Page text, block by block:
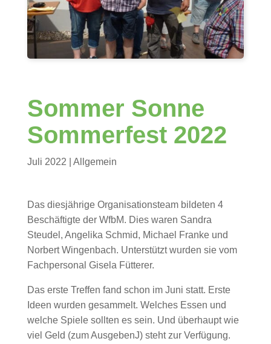
Sommer Sonne
Sommerfest 2022
Juli 2022 Allgemein
Das diesjährige Organisationsteam bildeten 4
Beschäftigte der WfbM. Dies waren Sandra
Steudel, Angelika Schmid, Michael Franke und
Norbert Wingenbach. Unterstützt wurden sie vom
Fachpersonal Gisela Fütterer.
Das erste Treffen fand schon im Juni statt. Erste
Ideen wurden gesammelt. Welches Essen und
welche Spiele sollten es sein. Und überhaupt wie
viel Geld (zum AusgebenJ) steht zur Verfügung.